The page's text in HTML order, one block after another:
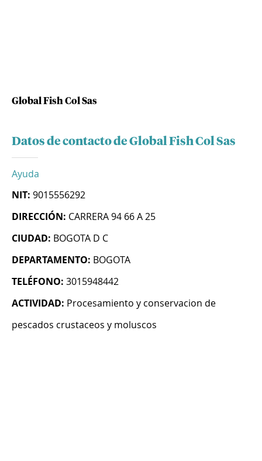
Global Fish Col Sas
Datos de contacto de Global Fish Col Sas
Ayuda
NIT: 9015556292
DIRECCIÓN: CARRERA 94 66 A 25
CIUDAD: BOGOTA D C
DEPARTAMENTO: BOGOTA
TELÉFONO: 3015948442
ACTIVIDAD: Procesamiento y conservacion de
pescados crustaceos y moluscos